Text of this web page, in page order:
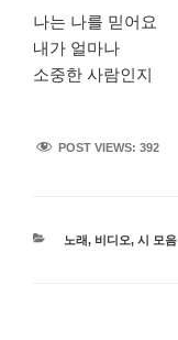
나는 나를 믿어요
내가 얼마나
소중한 사람인지
POST VIEWS: 392
카
노래, 비디오, 시 모음